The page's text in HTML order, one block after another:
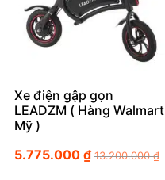
Xe điện gập gọn
LEADZM ( Hàng Walmart
Mỹ )
5.775.000 ₫ 13.200.000₫